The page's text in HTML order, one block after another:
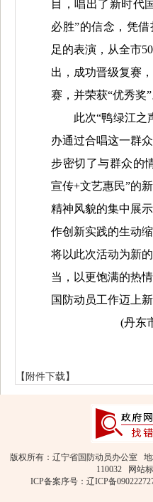
目，唱出了新时代
必胜”的信念 ， 凭借
足的表演， 从全市5
出，成功晋级复赛 ，
赛 ， 并荣获“优秀奖”
此次“鸭绿江之
办通过合唱这一群
步密切了与群众的
宣传+文艺惠民”的
精神风貌的集中展
作创新实践的生动缩
将以此次活动为新
当，以更饱满的热
国防动员工作迈上新
(丹东
【附件下载】
版权所有：辽宁省国防动员办公室
110032
网站
ICP备案序号：辽ICP备